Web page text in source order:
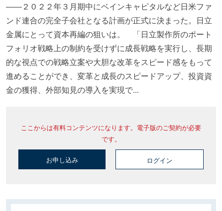
――２０２２年３月期中にベインキャピタルなど日米ファ
ンド連合の完全子会社となる計画が正式に決まった。日立
金属にとって資本再編の狙いは。 「日立製作所のポート
フォリオ戦略上の制約を受けずに成長戦略を実行し、長期
的な視点での戦略立案や大胆な改革をスピード感をもって
進めることができ、変革と成長のスピードアップ、投資資
金の獲得、外部知見の導入を実現で...
ここからは有料コンテンツになります。電子版のご契約が必要
です。
お申し込み ログイン